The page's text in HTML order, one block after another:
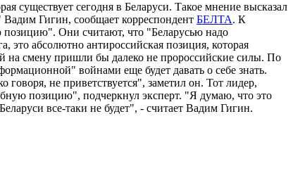
существует сегодня в Беларуси. Такое мнение высказал
Гигин, сообщает корреспондент БЕЛТА. К
позицию". Они считают, что "Беларусью надо
это абсолютно антироссийская позиция, которая
на смену пришли бы далеко не пророссийские силы. По
войнами еще будет давать о себе знать.
не приветствуется", заметил он. Тот лидер,
позицию", подчеркнул эксперт. "Я думаю, что это
все-таки не будет", - считает Вадим Гигин.